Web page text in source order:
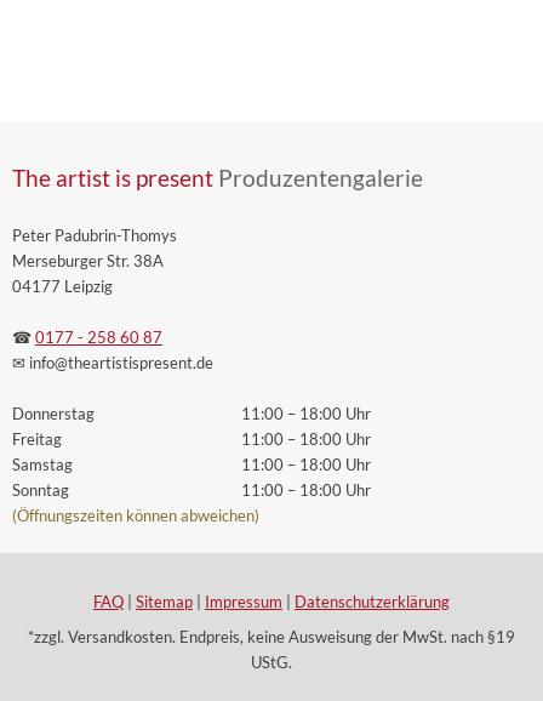
The artist is present Produzentengalerie
Peter Padubrin-Thomys
Merseburger Str. 38A
04177 Leipzig
☎ 0177 - 258 60 87
✉ info@theartistispresent.de
Donnerstag
Freitag
Samstag
Sonntag
11:00 – 18:00 Uhr
11:00 – 18:00 Uhr
11:00 – 18:00 Uhr
11:00 – 18:00 Uhr
(Öffnungszeiten können abweichen)
FAQ Sitemap Impressum
Datenschutzerklärung
*zzgl. Versandkosten. Endpreis, keine Ausweisung der MwSt. nach §19
UStG.